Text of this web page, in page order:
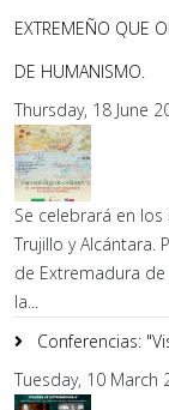
EXTREMEÑO QUE
DE HUMANISMO.
Thursday, 18 June
Se celebrará en
Trujillo y Alcántara.
de Extremadura
la...
Conferencias:
Tuesday, 10 March